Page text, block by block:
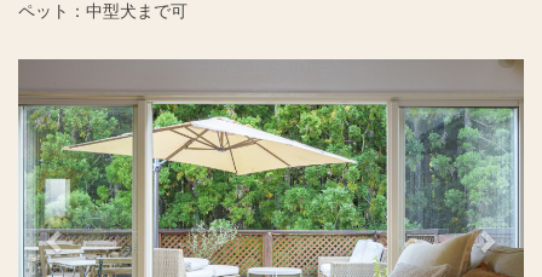
ペット：中型犬まで可
Next